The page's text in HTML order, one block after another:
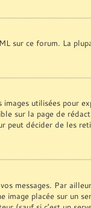
sur ce forum. La
utilisées pour
sur la page de
peut décider de les
messages. Par
image placée sur un